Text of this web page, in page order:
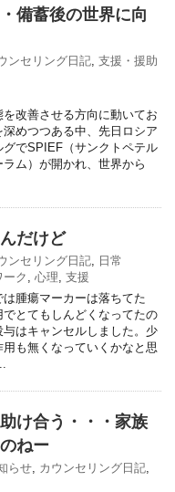
備蓄後の世界に向
ンセリング日記, 支援・援助
改善させる方向に動いてお
めつつある中、先日ロシア
でSPIEF（サンクトペテル
ム）が開かれ、世界から
だけど
ンセリング日記, 日常
ーク , 心理, 支援
腫瘍マーカーは落ちてた
とてもしんどくなってたの
はキャンセルしました。少
も無くなっていくかなと思
け合う・・・家族
ねー
らせ, カウンセリング日記,